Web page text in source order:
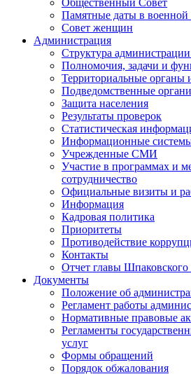
Общественный Совет
Памятные даты в военной
Совет женщин
Администрация
Структура администрации
Полномочия, задачи и
Территориальные органы
Подведомственные
Защита населения
Результаты проверок
Статистическая
Информационные
Учрежденные СМИ
Участие в программах и
сотрудничество
Официальные визиты и
Информация
Кадровая политика
Приоритеты
Противодействие
Контакты
Отчет главы
Документы
Положение об
Регламент работы
Нормативные правовые
Регламенты
услуг
Формы обращений
Порядок обжалования